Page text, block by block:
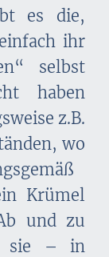
es die,
ihr
selbst
haben
z.B.
wo
Krümel
und zu
sie – in